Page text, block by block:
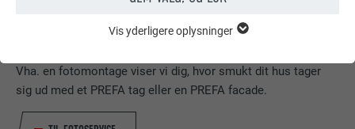
Vha. en fotomontage viser vi dig, hvor smukt dit hus tager
sig ud med et PREFA tag eller en PREFA facade.
ESSENTIELLE COOKIES
grundlæggende funktioner. Dette sikrer, at webstedet fungerer
korrekt.
Vis yderligere oplysninger